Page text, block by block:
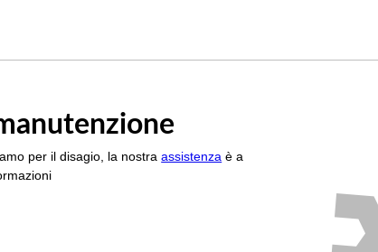
per il disagio, la nostraassistenza è a